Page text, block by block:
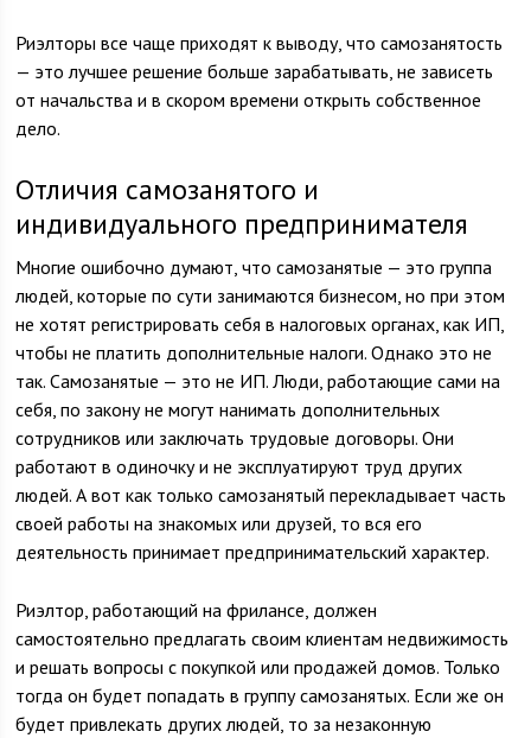
Риэлторы все чаще приходят к выводу, что самозанятость
— это лучшее решение больше зарабатывать, не зависеть
от начальства и в скором времени открыть собственное
дело.
Отличия самозанятого и
индивидуального предпринимателя
Многие ошибочно думают, что самозанятые — это группа
людей, которые по сути занимаются бизнесом, но при этом
не хотят регистрировать себя в налоговых органах, как ИП,
чтобы не платить дополнительные налоги. Однако это не
так. Самозанятые — это не ИП. Люди, работающие сами на
себя, по закону не могут нанимать дополнительных
сотрудников или заключать трудовые договоры. Они
работают в одиночку и не эксплуатируют труд других
людей. А вот как только самозанятый перекладывает часть
своей работы на знакомых или друзей, то вся его
деятельность принимает предпринимательский характер.
Риэлтор, работающий на фрилансе, должен
самостоятельно предлагать своим клиентам недвижимость
и решать вопросы с покупкой или продажей домов. Только
тогда он будет попадать в группу самозанятых. Если же он
будет привлекать других людей, то за незаконную